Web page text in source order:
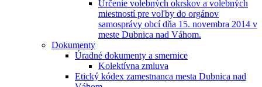
Určenie volebných okrskov a volebných
miestností pre voľby do orgánov
samosprávy obcí dňa 15. novembra 2014 v
meste Dubnica nad Váhom.
Dokumenty
Úradné dokumenty a smernice
Kolektívna zmluva
Etický kódex zamestnanca mesta Dubnica nad